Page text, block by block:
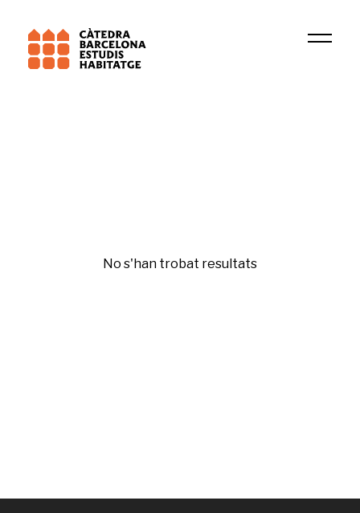
No s'han trobat resultats